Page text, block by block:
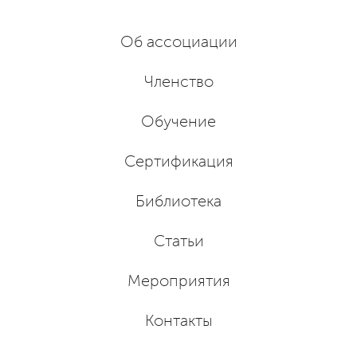
Об ассоциации
Членство
Обучение
Сертификация
Библиотека
Статьи
Мероприятия
Контакты